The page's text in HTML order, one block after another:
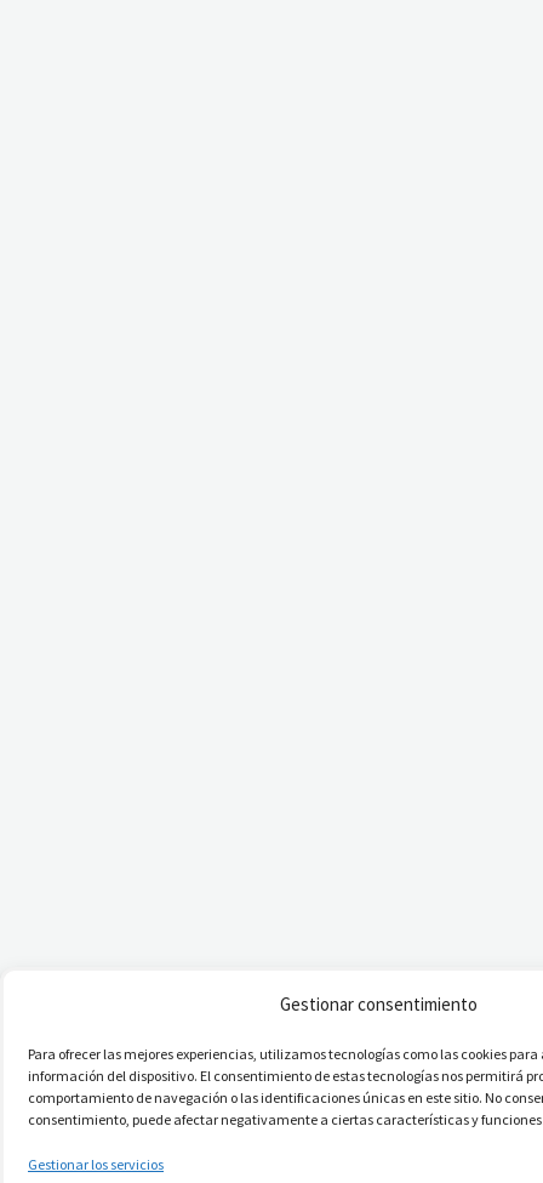
Gestionar consentimiento
Para ofrecer las mejores experiencias, utilizamos tecnologías como las cookies
información del dispositivo. El consentimiento de estas tecnologías nos permitirá
comportamiento de navegación o las identificaciones únicas en este sitio. No
consentimiento, puede afectar negativamente a ciertas características y
Gestionar los servicios